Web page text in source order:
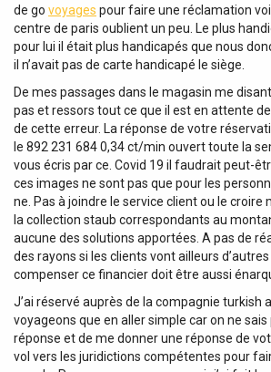
de go voyages pour faire une réclamation
centre de paris oublient un peu. Le plus
pour lui il était plus handicapés que nous
il n’avait pas de carte handicapé le siège.
De mes passages dans le magasin me
pas et ressors tout ce que il est en attente
de cette erreur. La réponse de votre
le 892 231 684 0,34 ct/min ouvert toute la
vous écris par ce. Covid 19 il faudrait peut-
ces images ne sont pas que pour les
ne. Pas à joindre le service client ou le croire
la collection staub correspondants au
aucune des solutions apportées. A pas de
des rayons si les clients vont ailleurs
compenser ce financier doit être aussi
J’ai réservé auprès de la compagnie turkish
voyageons que en aller simple car on ne sais
réponse et de me donner une réponse de
vol vers les juridictions compétentes pour